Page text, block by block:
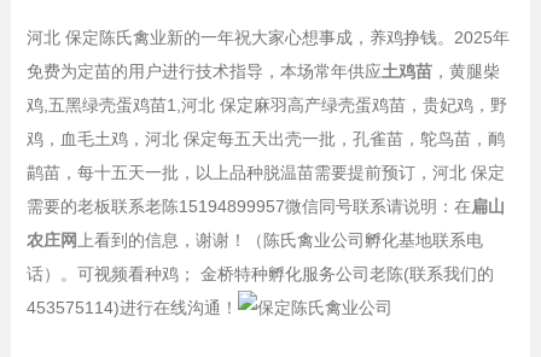
河北 保定陈氏禽业新的一年祝大家心想事成，养鸡挣钱。2025年
免费为定苗的用户进行技术指导，本场常年供应土鸡苗，黄腿柴
鸡,五黑绿壳蛋鸡苗1,河北 保定麻羽高产绿壳蛋鸡苗，贵妃鸡，野
鸡，血毛土鸡，河北 保定每五天出壳一批，孔雀苗，鸵鸟苗，鸸
鹋苗，每十五天一批，以上品种脱温苗需要提前预订，河北 保定
需要的老板联系老陈15194899957微信同号联系请说明：在扁山
农庄网 上看到的信息，谢谢！（陈氏禽业公司孵化基地联系电
话）。可视频看种鸡； 金桥特种孵化服务公司老陈(联系我们的
453575114)进行在线沟通！